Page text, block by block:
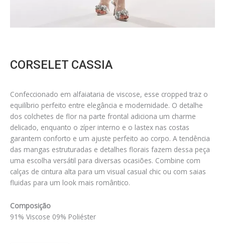
CORSELET CASSIA
Confeccionado em alfaiataria de viscose, esse cropped traz o
equilíbrio perfeito entre elegância e modernidade. O detalhe
dos colchetes de flor na parte frontal adiciona um charme
delicado, enquanto o zíper interno e o lastex nas costas
garantem conforto e um ajuste perfeito ao corpo. A tendência
das mangas estruturadas e detalhes florais fazem dessa peça
uma escolha versátil para diversas ocasiões. Combine com
calças de cintura alta para um visual casual chic ou com saias
fluidas para um look mais romântico.
Composição
91% Viscose 09% Poliéster